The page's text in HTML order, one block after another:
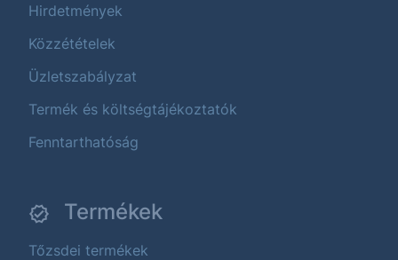
Hirdetmények
Közzétételek
Üzletszabályzat
Termék és költségtájékoztatók
Fenntarthatóság
Termékek
Tőzsdei termékek